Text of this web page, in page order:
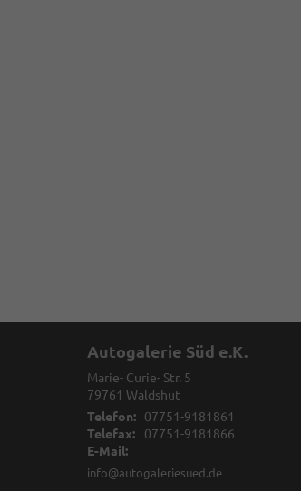
Autogalerie Süd e.K.
Marie- Curie- Str. 5
79761 Waldshut
Telefon:
07751-9181861
Telefax:
07751-9181866
E-Mail:
info@autogaleriesued.de